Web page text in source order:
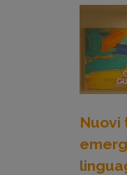
Nuovi